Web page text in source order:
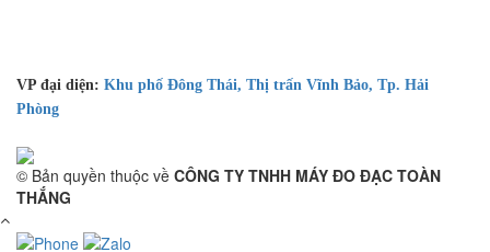
VP đại diện: Khu phố Đông Thái, Thị trấn Vĩnh Bảo, Tp. Hải
Phòng
© Bản quyền thuộc về CÔNG TY TNHH MÁY ĐO ĐẠC TOÀN
THẮNG